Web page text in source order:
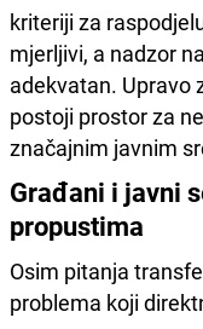
kriteriji za
mjerljivi, a nadzor
adekvatan. Upravo
postoji prostor za
značajnim javnim
Građani i javni
propustima
Osim pitanja
problema koji